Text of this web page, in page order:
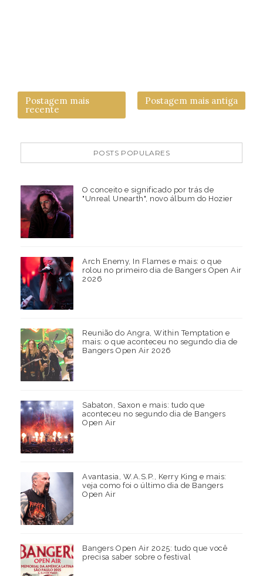
Postagem mais
recente
Postagem mais antiga
POSTS POPULARES
O conceito e significado por trás de
"Unreal Unearth", novo álbum do Hozier
Arch Enemy, In Flames e mais: o que
rolou no primeiro dia de Bangers Open Air
2026
Reunião do Angra, Within Temptation e
mais: o que aconteceu no segundo dia de
Bangers Open Air 2026
Sabaton, Saxon e mais: tudo que
aconteceu no segundo dia de Bangers
Open Air
Avantasia, W.A.S.P., Kerry King e mais:
veja como foi o último dia de Bangers
Open Air
Bangers Open Air 2025: tudo que você
precisa saber sobre o festival